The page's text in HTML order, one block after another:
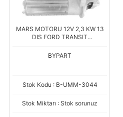
MARS MOTORU 12V 2,3 KW 13
DIS FORD TRANSIT
BYPART
Stok Kodu : B-UMM-3044
Stok Miktarı : Stok sorunuz